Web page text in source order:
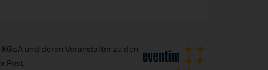
KGaA und deren Veranstalter zu den
Post.